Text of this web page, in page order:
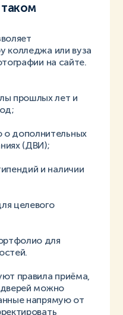
колледжа или вуза
на сайте.
прошлых лет и
дополнительных
(ДВИ);
и наличии
целевого
для
правила приёма,
можно
напрямую от